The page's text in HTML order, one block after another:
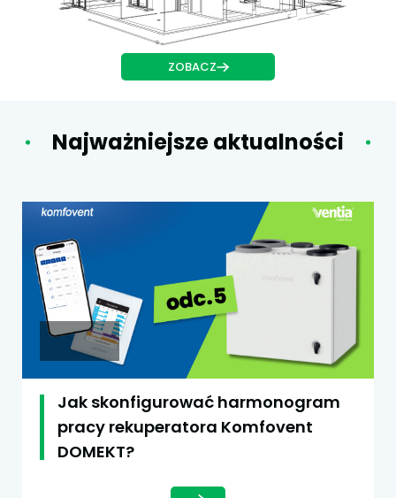
ZOBACZ
Najważniejsze aktualności
Jak skonfigurować harmonogram
pracy rekuperatora Komfovent
DOMEKT?